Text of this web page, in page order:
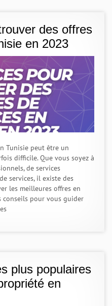
des offres
en 2023
Tunisie peut être un
difficile. Que vous soyez à
de services
services, il existe des
les meilleures offres en
conseils pour vous guider
plus populaires
en